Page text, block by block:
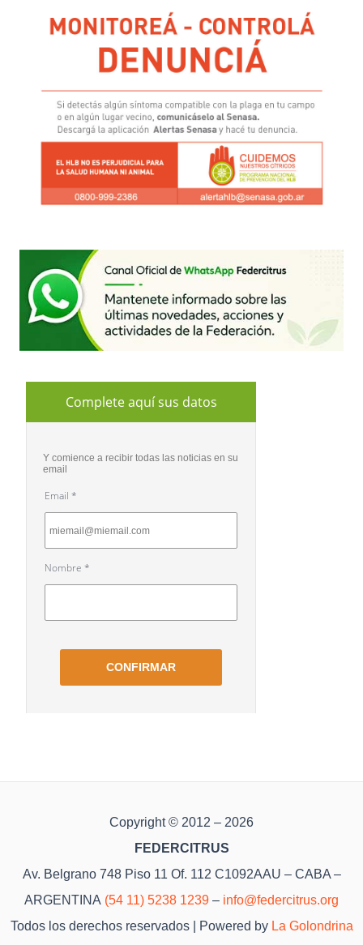
Copyright © 2012 – 2026
FEDERCITRUS
Av. Belgrano 748 Piso 11 Of. 112 C1092AAU – CABA –
ARGENTINA (54 11) 5238 1239 – info@federcitrus.org
Todos los derechos reservados | Powered by La Golondrina